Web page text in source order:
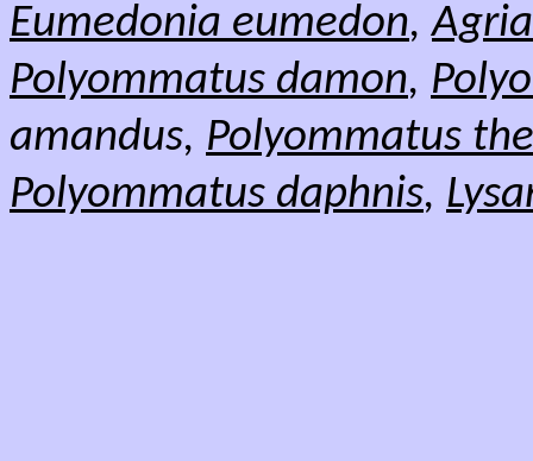
Eumedonia eumedon,
Polyommatus damon,
amandus, Polyommatus
Polyommatus daphnis,